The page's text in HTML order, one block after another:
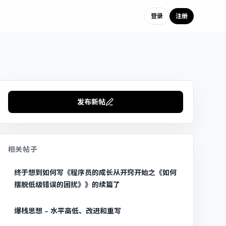
登录 注册
发布新帖
相关帖子
终于想到如何写《程序员的成长从开窍开始之《如何
摆脱低级错误的困扰》》的续篇了
爆栈思想 – 水平高低、改进和重写